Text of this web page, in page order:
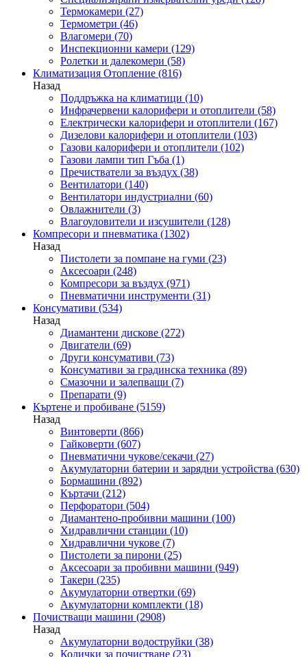
Термокамери (27)
Термометри (46)
Влагомери (70)
Инспекционни камери (129)
Ролетки и далекомери (58)
Климатизация Отопление (816)
Назад
Поддръжка на климатици (10)
Инфрачервени калорифери и отоплители (58)
Електрически калорифери и отоплители (167)
Дизелови калорифери и отоплители (103)
Газови калорифери и отоплители (102)
Газови лампи тип Гъба (1)
Пречистватели за въздух (38)
Вентилатори (140)
Вентилатори индустриални (60)
Овлажнители (3)
Влагоуловители и изсушители (128)
Компресори и пневматика (1302)
Назад
Пистолети за помпане на гуми (23)
Аксесоари (248)
Компресори за въздух (971)
Пневматични инструменти (31)
Консумативи (534)
Назад
Диамантени дискове (272)
Двигатели (69)
Други консумативи (73)
Консумативи за градинска техника (89)
Смазочни и залепващи (7)
Препарати (9)
Къртене и пробиване (5159)
Назад
Винтоверти (866)
Гайковерти (607)
Пневматични чукове/секачи (27)
Акумулаторни батерии и зарядни устройства (630)
Бормашини (892)
Къртачи (212)
Перфоратори (504)
Диамантено-пробивни машини (100)
Хидравлични станции (10)
Хидравлични чукове (7)
Пистолети за пирони (25)
Аксесоари за пробивни машини (949)
Такери (235)
Акумулаторни отвертки (69)
Акумулаторни комплекти (18)
Почистващи машини (2908)
Назад
Акумулаторни водоструйки (38)
Колички за почистване (23)